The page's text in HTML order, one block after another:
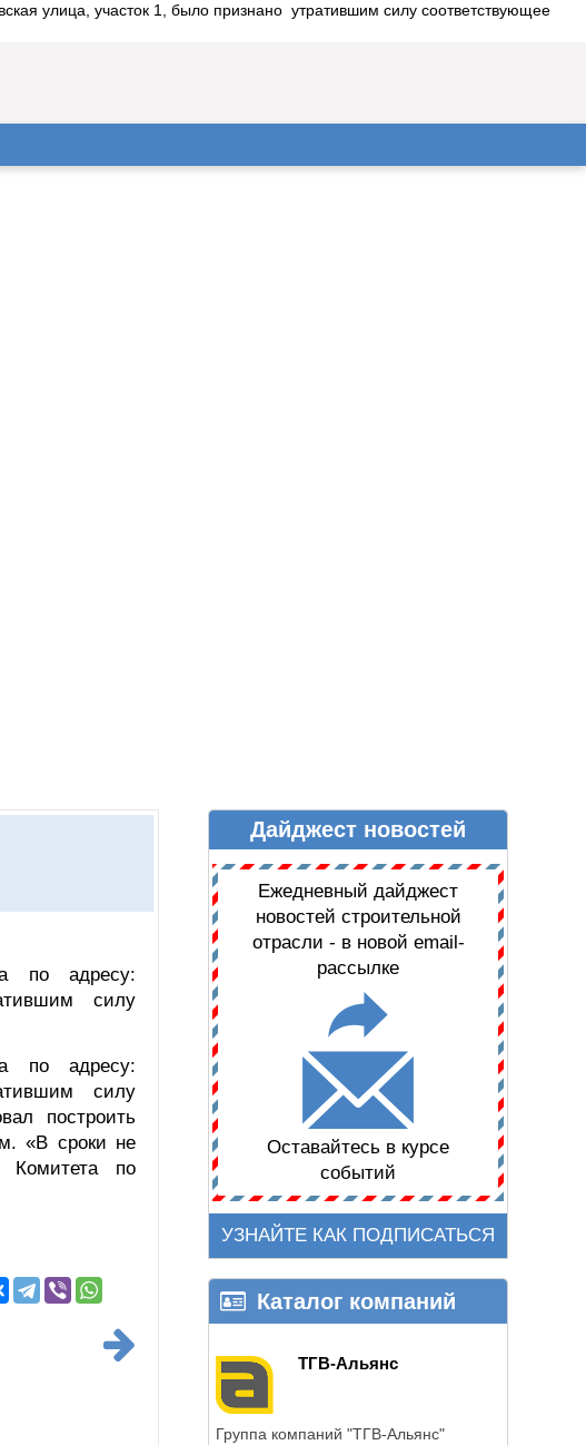
улица, участок 1, было признано утратившим силу соответствующее
ДАЙДЖЕСТ НОВОСТЕЙ
по адресу:
силу
по адресу:
силу
построить
«В сроки не
Комитета по
Дайджест новостей
Ежедневный дайджест
новостей строительной
отрасли - в новой email-
рассылке
Оставайтесь в курсе
событий
УЗНАЙТЕ КАК ПОДПИСАТЬСЯ
Каталог компаний
ТГВ-Альянс
Группа компаний "ТГВ-Альянс"